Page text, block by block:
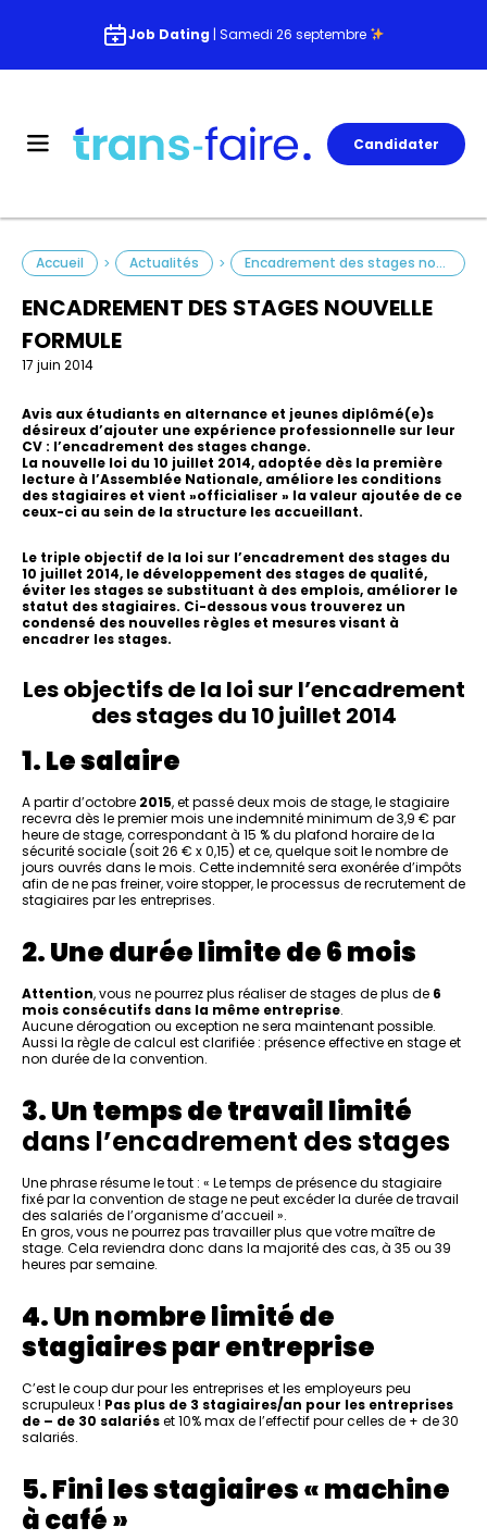
Job Dating | Samedi 26 septembre
Candidater
Accueil > Actualités > Encadrement des stages nouvelle formule
ENCADREMENT DES STAGES NOUVELLE
FORMULE
17 juin 2014
Avis aux étudiants en alternance et jeunes diplômé(e)s
désireux d’ajouter une expérience professionnelle sur leur
CV : l’encadrement des stages change.
La nouvelle loi du 10 juillet 2014, adoptée dès la première
lecture à l’Assemblée Nationale, améliore les conditions
des stagiaires et vient »officialiser » la valeur ajoutée de ce
ceux-ci au sein de la structure les accueillant.
Le triple objectif de la loi sur l’encadrement des stages du
10 juillet 2014, le développement des stages de qualité,
éviter les stages se substituant à des emplois, améliorer le
statut des stagiaires. Ci-dessous vous trouverez un
condensé des nouvelles règles et mesures visant à
encadrer les stages.
Les objectifs de la loi sur l’encadrement
des stages du 10 juillet 2014
1. Le salaire
A partir d’octobre 2015, et passé deux mois de stage, le stagiaire
recevra dès le premier mois une indemnité minimum de 3,9 € par
heure de stage, correspondant à 15 % du plafond horaire de la
sécurité sociale (soit 26 € x 0,15) et ce, quelque soit le nombre de
jours ouvrés dans le mois. Cette indemnité sera exonérée d’impôts
afin de ne pas freiner, voire stopper, le processus de recrutement de
stagiaires par les entreprises.
2. Une durée limite de 6 mois
Attention, vous ne pourrez plus réaliser de stages de plus de 6
mois consécutifs dans la même entreprise.
Aucune dérogation ou exception ne sera maintenant possible.
Aussi la règle de calcul est clarifiée : présence effective en stage et
non durée de la convention.
3. Un temps de travail limité
dans l’encadrement des stages
Une phrase résume le tout : « Le temps de présence du stagiaire
fixé par la convention de stage ne peut excéder la durée de travail
des salariés de l’organisme d’accueil ».
En gros, vous ne pourrez pas travailler plus que votre maître de
stage. Cela reviendra donc dans la majorité des cas, à 35 ou 39
heures par semaine.
4. Un nombre limité de
stagiaires par entreprise
C’est le coup dur pour les entreprises et les employeurs peu
scrupuleux ! Pas plus de 3 stagiaires/an pour les entreprises
de – de 30 salariéset 10% max de l’effectif pour celles de + de 30
salariés.
5. Fini les stagiaires « machine
à café »